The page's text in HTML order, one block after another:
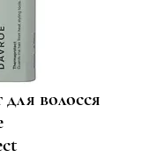
для волосся